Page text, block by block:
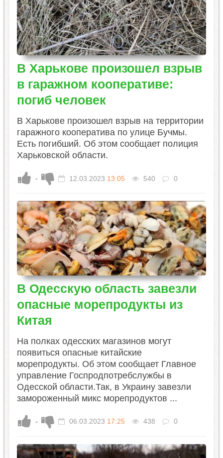
В Харькове произошел взрыв
в гаражном кооперативе:
погиб человек
В Харькове произошел взрыв на территории
гаражного кооператива по улице Бучмы.
Есть погибший. Об этом сообщает полиция
Харьковской области.
- 12.03.2023 13:05 540 0
В Одесскую область завезли
опасные морепродукты из
Китая
На полках одесских магазинов могут
появиться опасные китайские
морепродукты. Об этом сообщает Главное
управление Госпродпотребслужбы в
Одесской области.Так, в Украину завезли
замороженный микс морепродуктов ...
- 06.03.2023 17:25 438 0